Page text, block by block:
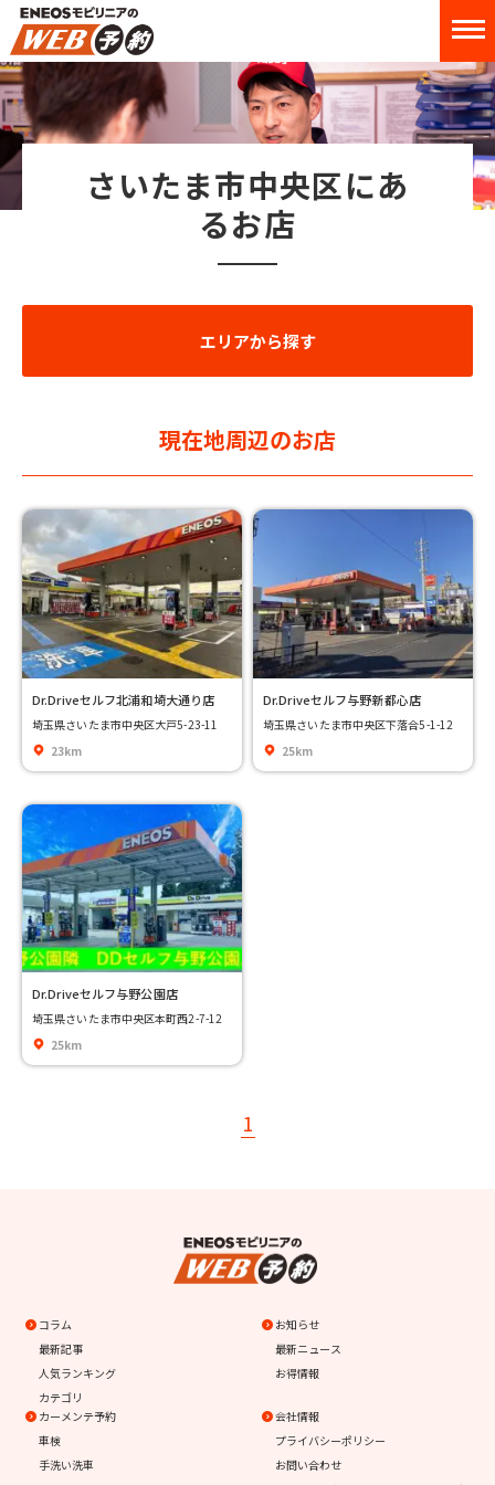
さいたま市中央区にあ
るお店
エリアから探す
現在地周辺のお店
Dr.Driveセルフ北浦和埼大通り店
埼玉県さいたま市中央区大戸5-23-11
23km
Dr.Driveセルフ与野新都心店
埼玉県さいたま市中央区下落合5-1-12
25km
Dr.Driveセルフ与野公園店
埼玉県さいたま市中央区本町西2-7-12
25km
1
コラム
最新記事
人気ランキング
カテゴリ
お知らせ
最新ニュース
お得情報
カーメンテ予約
車検
手洗い洗車
会社情報
プライバシーポリシー
お問い合わせ